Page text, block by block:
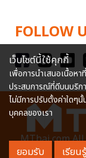
FOLLOW
MThai.com All
อิเ
เว็บไซต์นี้ใช้คุกกี้
เพื่อการนำเสนอเนื้อห
ประสบการณ์ที่ดีบนบริก
ไม่มีการปรับตั้งค่าใดๆ
บุคคลของเรา
ยอมรับ เรียน